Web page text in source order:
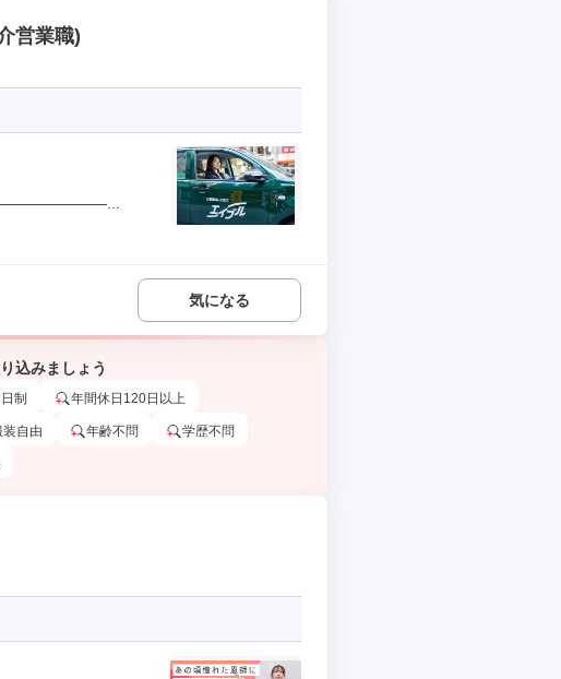
営業職)
気になる
込みましょう
制 年間休日120日以上
装自由 年齢不問 学歴不問